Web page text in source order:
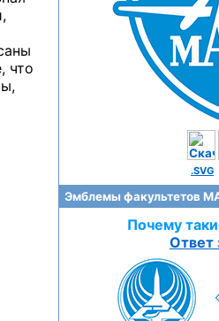
что
.SVG
Эмблемы факультетов
Почему
Ответ